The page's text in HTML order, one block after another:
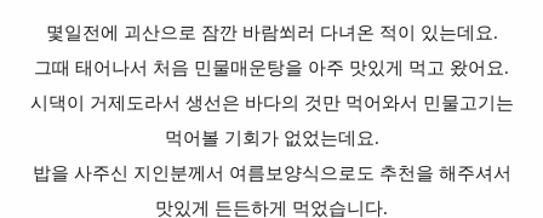
몇일전에 괴산으로 잠깐 바람쐬러 다녀온 적이 있는데요.
그때 태어나서 처음 민물매운탕을 아주 맛있게 먹고 왔어요.
시댁이 거제도라서 생선은 바다의 것만 먹어와서 민물고기는
먹어볼 기회가 없었는데요.
밥을 사주신 지인분께서 여름보양식으로도 추천을 해주셔서
맛있게 든든하게 먹었습니다.